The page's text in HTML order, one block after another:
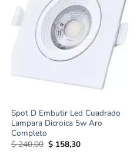
Spot D Embutir Led Cuadrado
Lampara Dicroica 5w Aro
Completo
$240,00 El
precio
$158,30El